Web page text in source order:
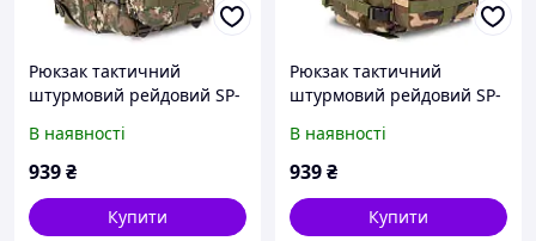
Рюкзак тактичний
штурмовий рейдовий SP-
Camouflage Pixel
В наявності
939₴
Купити
Рюкзак тактичний
штурмовий рейдовий SP-
Camoulage Woodland
В наявності
939₴
Купити